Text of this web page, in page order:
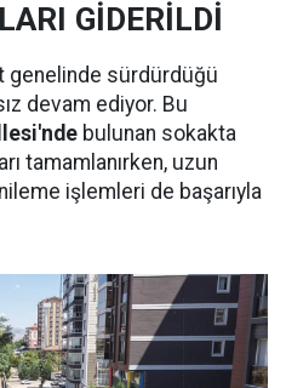
GİDERİLDİ
genelinde sürdürdüğü
devam ediyor. Bu
bulunan sokakta
tamamlanırken, uzun
işlemleri de başarıyla